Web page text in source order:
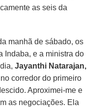
as seis da
manhã de sábado, os
Indaba, e a ministra do
Jayanthi Natarajan,
corredor do primeiro
Aproximei-me e
as negociações. Ela